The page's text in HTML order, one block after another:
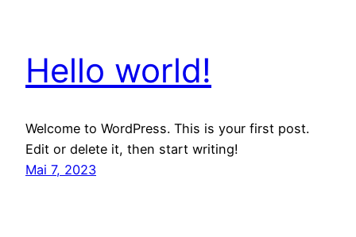
Hello world!
Welcome to WordPress. This is your first post.
Edit or delete it, then start writing!
Mai 7, 2023